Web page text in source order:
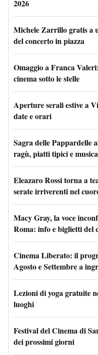
2026
Michele Zarrillo gratis a
del concerto in piazza
Omaggio a Franca
cinema sotto le stelle
Aperture serali estive a
date e orari
Sagra delle Pappardelle
ragù, piatti tipici e
Eleazaro Rossi torna a
serate irriverenti nel
Macy Gray, la voce
Roma: info e biglietti del
Cinema Liberato: il
Agosto e Settembre a
Lezioni di yoga gratuite
luoghi
Festival del Cinema di
dei prossimi giorni